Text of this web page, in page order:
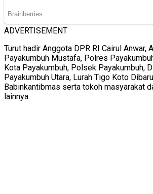
ADVERTISEMENT
Turut hadir Anggota DPR RI Cairul Anwar,
Payakumbuh Mustafa, Polres
Kota Payakumbuh, Polsek Payakumbuh,
Payakumbuh Utara, Lurah Tigo Koto
Babinkantibmas serta tokoh masyarakat
lainnya.